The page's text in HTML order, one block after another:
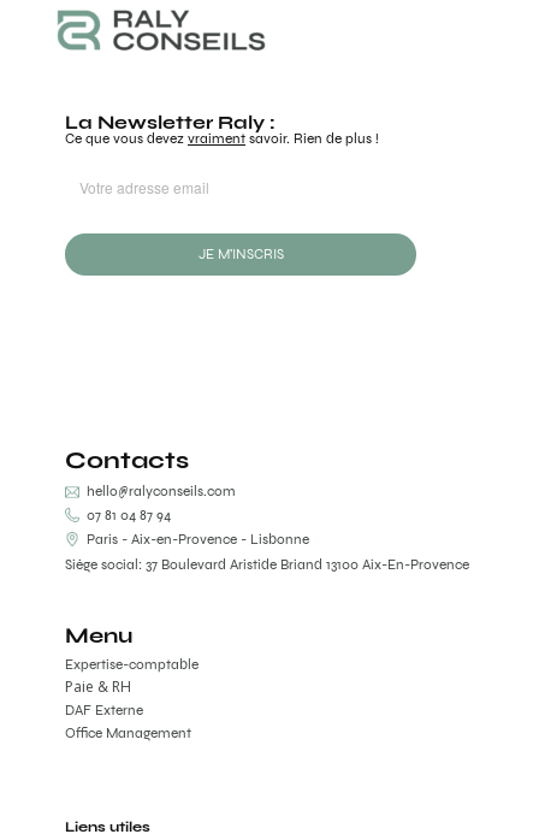
La Newsletter Raly :
Ce que vous devez vraiment savoir. Rien de plus !
JE M'INSCRIS
Contacts
hello@ralyconseils.com
07 81 04 87 94
Paris - Aix-en-Provence - Lisbonne
Siège social: 37 Boulevard Aristide Briand 13100 Aix-En-Provence
Menu
Expertise-comptable
DAF Externe
Office Management
Paie & RH
Liens utiles